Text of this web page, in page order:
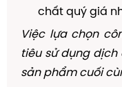
chất quý giá
Việc lựa chọn
tiêu sử dụng
sản phẩm cuối